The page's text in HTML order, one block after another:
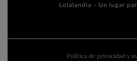
Lolalandia – Un lugar
Política de privacidad y